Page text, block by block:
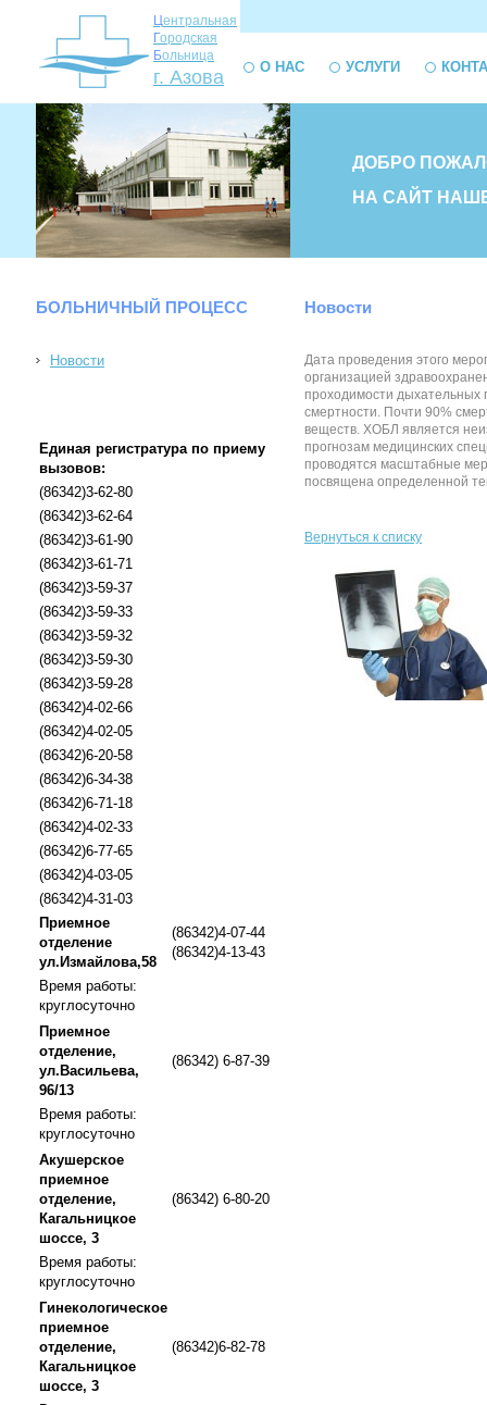
Центральная
Городская
Больница
г. Азова О НАС УСЛУГИ
ДОБРО
НА САЙТ
БОЛЬНИЧНЫЙ ПРОЦЕСС
Новости
Единая регистратура по приему
вызовов:
(86342)3-62-80
(86342)3-62-64
(86342)3-61-90
(86342)3-61-71
(86342)3-59-37
(86342)3-59-33
(86342)3-59-32
(86342)3-59-30
(86342)3-59-28
(86342)4-02-66
(86342)4-02-05
(86342)6-20-58
(86342)6-34-38
(86342)6-71-18
(86342)4-02-33
(86342)6-77-65
(86342)4-03-05
(86342)4-31-03
Приемное
отделение
ул.Измайлова,58
(86342)4-07-44
(86342)4-13-43
Время работы:
круглосуточно
Приемное
отделение,
ул.Васильева,
96/13
(86342) 6-87-39
Время работы:
круглосуточно
Акушерское
приемное
отделение,
Кагальницкое
шоссе, 3
(86342) 6-80-20
Время работы:
круглосуточно
Гинекологическое
приемное
отделение,
Кагальницкое
шоссе, 3
(86342)6-82-78
Новости
Дата проведения этого
организацией
проходимости дыхательных
смертности. Почти 90%
веществ. ХОБЛ является
прогнозам медицинских
проводятся масштабные
посвящена определенной
Вернуться к списку